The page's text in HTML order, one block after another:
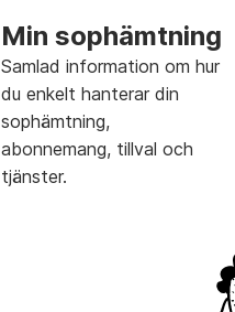
Min sophämtning
Samlad information om hur
du enkelt hanterar din
sophämtning,
abonnemang, tillval och
tjänster.